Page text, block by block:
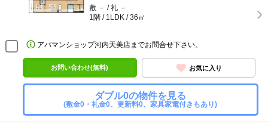
敷 － / 礼 －
1階 / 1LDK / 36㎡
アパマンショップ河内天美店までお問合せ下さい。
お問い合わせ(無料) お気に入り
ダブル0の物件を見る
(敷金0・礼金0、更新料0、家具家電付きもあり)